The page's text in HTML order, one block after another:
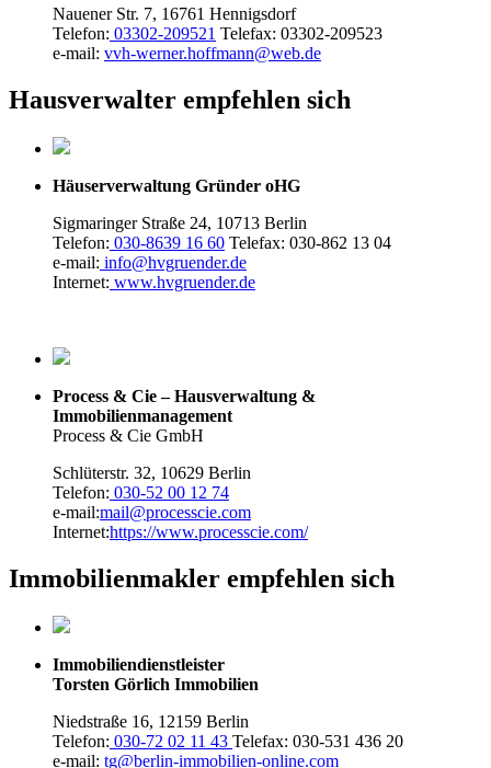
Nauener Str. 7, 16761 Hennigsdorf
Telefon: 03302-209521 Telefax: 03302-209523
e-mail: vvh-werner.hoffmann@web.de
Hausverwalter empfehlen sich
Häuserverwaltung Gründer oHG
Sigmaringer Straße 24, 10713 Berlin
Telefon: 030-8639 16 60 Telefax: 030-862 13 04
e-mail: info@hvgruender.de
Internet: www.hvgruender.de
Process & Cie – Hausverwaltung &
Immobilienmanagement
Process & Cie GmbH
Schlüterstr. 32, 10629 Berlin
Telefon: 030-52 00 12 74
e-mail:mail@processcie.com
Internet:https://www.processcie.com/
Immobilienmakler empfehlen sich
Immobiliendienstleister
Torsten Görlich Immobilien
Niedstraße 16, 12159 Berlin
Telefon: 030-72 02 11 43 Telefax: 030-531 436 20
e-mail: tg@berlin-immobilien-online.com